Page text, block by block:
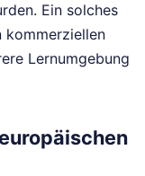
Ein solches
kommerziellen
Lernumgebung